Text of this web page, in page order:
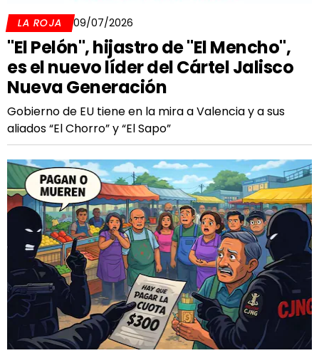
LA ROJA 09/07/2026
"El Pelón", hijastro de "El Mencho",
es el nuevo líder del Cártel Jalisco
Nueva Generación
Gobierno de EU tiene en la mira a Valencia y a sus
aliados “El Chorro” y “El Sapo”